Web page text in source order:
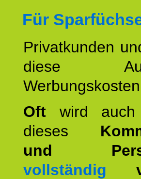
Für
Privatkunden
diese
Oft wird
dieses
und
vollständig